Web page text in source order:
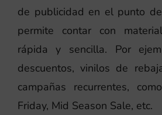
de publicidad en el punto
permite contar con
rápida y sencilla. Por
descuentos, vinilos de
campañas recurrentes,
Friday, Mid Season Sale, etc.